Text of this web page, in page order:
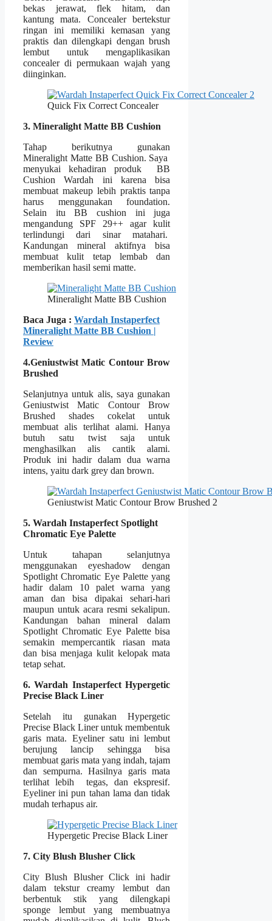
bekas jerawat, flek hitam, dan
kantung mata. Concealer bertekstur
ringan ini memiliki kemasan yang
praktis dan dilengkapi dengan brush
lembut untuk mengaplikasikan
concealer di permukaan wajah yang
diinginkan.
Quick Fix Correct Concealer
3. Mineralight Matte BB Cushion
Tahap berikutnya gunakan
Mineralight Matte BB Cushion. Saya
menyukai kehadiran produk BB
Cushion Wardah ini karena bisa
membuat makeup lebih praktis tanpa
harus menggunakan foundation.
Selain itu BB cushion ini juga
mengandung SPF 29++ agar kulit
terlindungi dari sinar matahari.
Kandungan mineral aktifnya bisa
membuat kulit tetap lembab dan
memberikan hasil semi matte.
Mineralight Matte BB Cushion
Baca Juga : Wardah Instaperfect
Mineralight Matte BB Cushion |
Review
4.Geniustwist Matic Contour Brow
Brushed
Selanjutnya untuk alis, saya gunakan
Geniustwist Matic Contour Brow
Brushed shades cokelat untuk
membuat alis terlihat alami. Hanya
butuh satu twist saja untuk
menghasilkan alis cantik alami.
Produk ini hadir dalam dua warna
intens, yaitu dark grey dan brown.
Geniustwist Matic Contour Brow Brushed 2
5. Wardah Instaperfect Spotlight
Chromatic Eye Palette
Untuk tahapan selanjutnya
menggunakan eyeshadow dengan
Spotlight Chromatic Eye Palette yang
hadir dalam 10 palet warna yang
aman dan bisa dipakai sehari-hari
maupun untuk acara resmi sekalipun.
Kandungan bahan mineral dalam
Spotlight Chromatic Eye Palette bisa
semakin mempercantik riasan mata
dan bisa menjaga kulit kelopak mata
tetap sehat.
6.Wardah InstaperfectHypergetic
Precise Black Liner
Setelah itu gunakan Hypergetic
Precise Black Liner untuk membentuk
garis mata. Eyeliner satu ini lembut
berujung lancip sehingga bisa
membuat garis mata yang indah, tajam
dan sempurna. Hasilnya garis mata
terlihat lebih tegas, dan ekspresif.
Eyeliner ini pun tahan lama dan tidak
mudah terhapus air.
Hypergetic Precise Black Liner
7. City Blush Blusher Click
City Blush Blusher Click ini hadir
dalam tekstur creamy lembut dan
berbentuk stik yang dilengkapi
sponge lembut yang membuatnya